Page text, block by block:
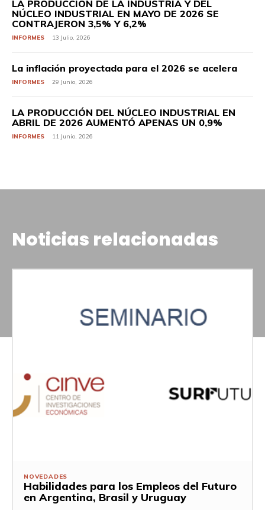
LA PRODUCCIÓN DE LA INDUSTRIA Y DEL
NÚCLEO INDUSTRIAL EN MAYO DE 2026 SE
CONTRAJERON 3,5% Y 6,2%
INFORMES 13 Julio, 2026
La inflación proyectada para el 2026 se acelera
INFORMES 29 Junio, 2026
LA PRODUCCIÓN DEL NÚCLEO INDUSTRIAL EN
ABRIL DE 2026 AUMENTÓ APENAS UN 0,9%
INFORMES 11 Junio, 2026
Noticias relacionadas
NOVEDADES
Habilidades para los Empleos del Futuro
en Argentina, Brasil y Uruguay